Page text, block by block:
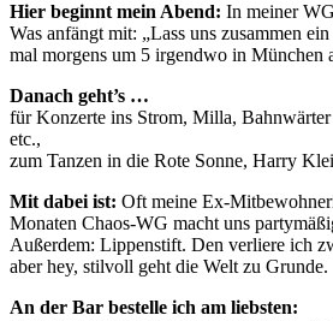
Hier beginnt mein Abend: In meiner
Was anfängt mit: „Lass uns zusammen
mal morgens um 5 irgendwo in München
Danach geht’s …
für Konzerte ins Strom, Milla,
etc.,
zum Tanzen in die Rote Sonne, Harry
Mit dabei ist: Oft meine Ex-
Monaten Chaos-WG macht uns
Außerdem: Lippenstift. Den verliere ich
aber hey, stilvoll geht die Welt zu Grunde.
An der Bar bestelle ich am liebsten: